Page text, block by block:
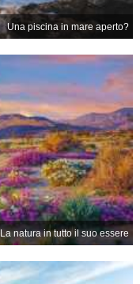
Una piscina in mare aperto?
La natura in tutto il suo essere